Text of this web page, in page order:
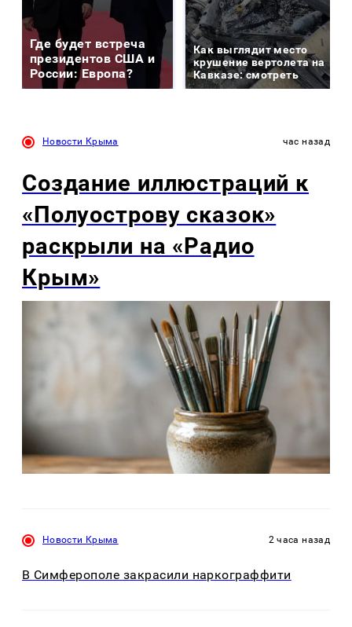
Где будет встреча
президентов США и
России: Европа?
Как выглядит место
крушение вертолета на
Кавказе: смотреть
Новости Крыма час назад
Создание иллюстраций к
«Полуострову сказок»
раскрыли на «Радио
Крым»
Новости Крыма 2 часа назад
В Симферополе закрасили наркограффити